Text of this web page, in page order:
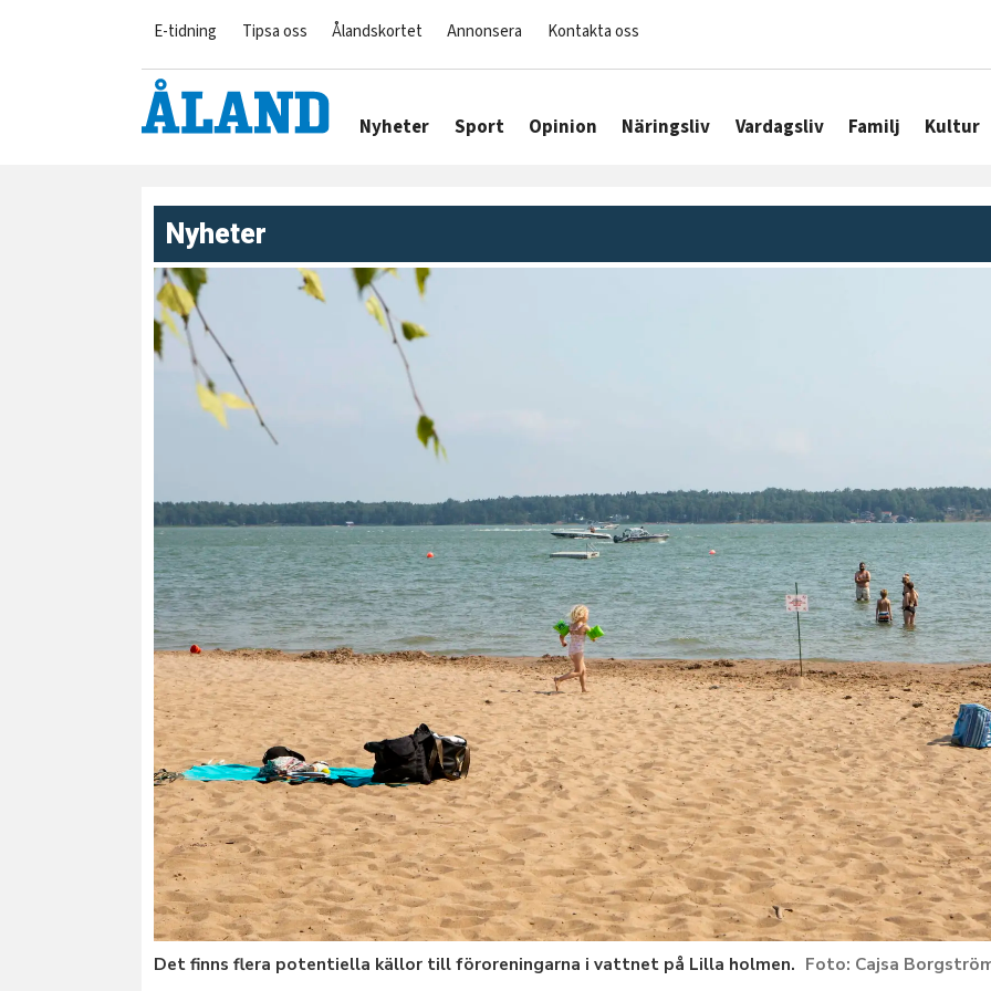
E-tidning Tipsa oss Ålandskortet Annonsera Kontakta oss
Nyheter Sport Opinion Näringsliv Vardagsliv Familj Kultur
Nyheter
Det finns flera potentiella källor till föroreningarna i vattnet på Lilla holmen. Cajsa